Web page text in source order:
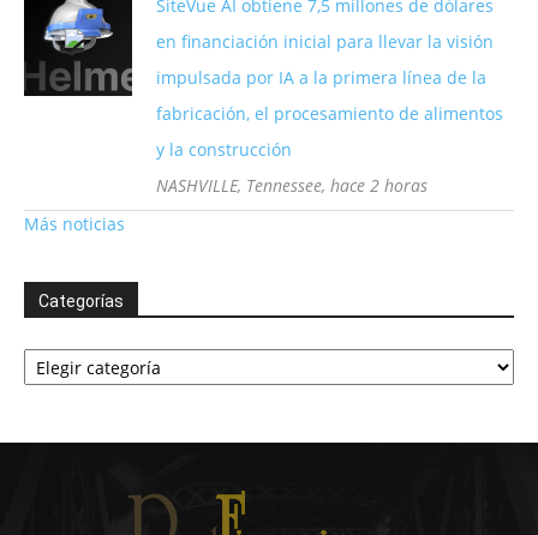
SiteVue AI obtiene 7,5 millones de dólares
en financiación inicial para llevar la visión
impulsada por IA a la primera línea de la
fabricación, el procesamiento de alimentos
y la construcción
NASHVILLE, Tennessee, hace 2 horas
Más noticias
Categorías
Categorías